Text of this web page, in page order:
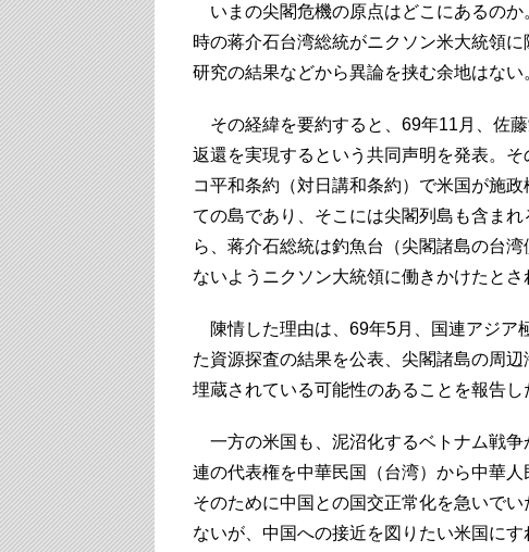
いまの尖閣危機の原点はどこにあるのか
時の蒋介石台湾総統がニクソン米大統領
研究の結果などから異論を挟む余地はない
その経緯を要約すると、69年11月、佐
返還を実現するという共同声明を発表。
コ平和条約（対日講和条約）で米国が施
ての島であり、そこには尖閣列島も含ま
ら、蒋介石総統は釣魚台（尖閣諸島の台
ないようニクソン大統領に働きかけたとさ
陳情した理由は、69年5月、国連アジア
た資源探査の結果を公表、尖閣諸島の周
埋蔵されている可能性のあることを報告し
一方の米国も、泥沼化するベトナム戦争
連の代表権を中華民国（台湾）から中華
そのために中国との国交正常化を急いで
ないが、中国への接近を図りたい米国に